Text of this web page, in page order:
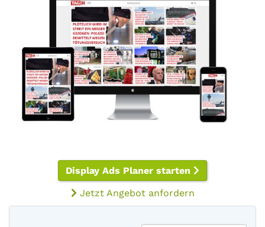
Display Ads Planer starten
Jetzt Angebot anfordern